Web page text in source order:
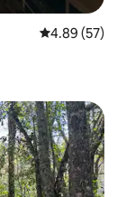
レビュー57
4.89 (57)